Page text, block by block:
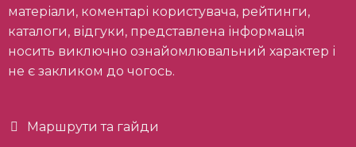
матеріали, коментарі користувача, рейтинги,
каталоги, відгуки, представлена інформація
носить виключно ознайомлювальний характер і
не є закликом до чогось.
Маршрути та гайди